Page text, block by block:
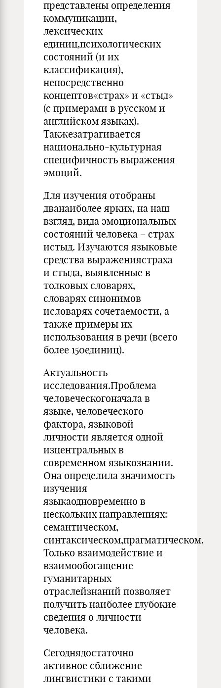
представлены определения
коммуникации,
лексических
единиц,психологических
состояний (и их
классификация),
непосредственно
концептов«страх» и «стыд»
(с примерами в русском и
английском языках).
Такжезатрагивается
национально-культурная
специфичность выражения
эмоций.
Для изучения отобраны
дванаиболее ярких, на наш
взгляд, вида эмоциональных
состояний человека – страх
истыд. Изучаются языковые
средства выражениястраха
и стыда, выявленные в
толковых словарях,
словарях синонимов
исловарях сочетаемости, а
также примеры их
использования в речи (всего
более 150единиц).
Актуальность
исследования.Проблема
человеческогоначала в
языке, человеческого
фактора, языковой
личности является одной
изцентральных в
современном языкознании.
Она определила значимость
изучения
языкаодновременно в
нескольких направлениях:
семантическом,
синтаксическом,прагматическом.
Только взаимодействие и
взаимообогащение
гуманитарных
отраслейзнаний позволяет
получить наиболее глубокие
сведения о личности
человека.
Сегоднядостаточно
активное сближение
лингвистики с такими